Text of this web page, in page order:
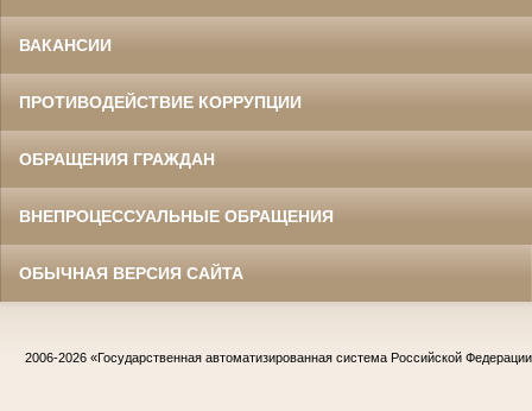
ВАКАНСИИ
ПРОТИВОДЕЙСТВИЕ КОРРУПЦИИ
ОБРАЩЕНИЯ ГРАЖДАН
ВНЕПРОЦЕССУАЛЬНЫЕ ОБРАЩЕНИЯ
ОБЫЧНАЯ ВЕРСИЯ САЙТА
2006-2026 «Государственная автоматизированная система Российской